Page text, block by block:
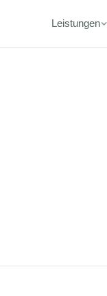
Leistungen